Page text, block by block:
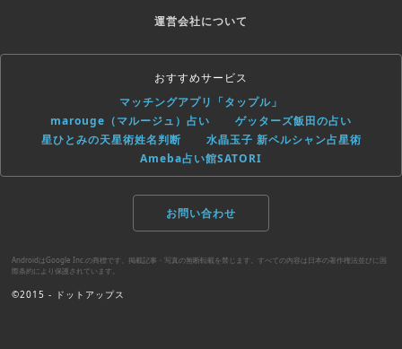
運営会社について
おすすめサービス
マッチングアプリ「タップル」
marouge（マルージュ）占い
ゲッターズ飯田の占い
星ひとみの天星術姓名判断
水晶玉子 新ペルシャン占星術
Ameba占い館SATORI
お問い合わせ
AndroidはGoogle Inc.の商標です。掲載記事・写真の無断転載を禁じます。すべての内容は日本の著作権法並びに国
際条約により保護されています。
©2015 - ドットアップス